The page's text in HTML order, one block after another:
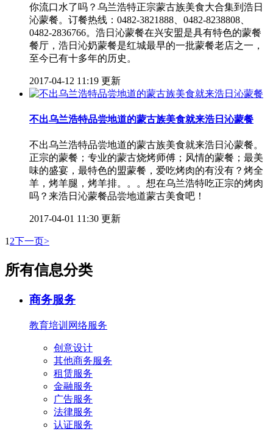
你流口水了吗？乌兰浩特正宗蒙古族美食大合集到浩日
沁蒙餐。订餐热线：0482-3821888、0482-8238808、
0482-2836766。浩日沁蒙餐在兴安盟是具有特色的蒙餐
餐厅，浩日沁奶蒙餐是红城最早的一批蒙餐老店之一，
至今已有十多年的历史。
2017-04-12 11:19 更新
不出乌兰浩特品尝地道的蒙古族美食就来浩日沁蒙餐
不出乌兰浩特品尝地道的蒙古族美食就来浩日沁蒙餐。
正宗的蒙餐；专业的蒙古烧烤师傅；风情的蒙餐；最美
味的盛宴，最特色的盟蒙餐，爱吃烤肉的有没有？烤全
羊，烤羊腿，烤羊排。。。想在乌兰浩特吃正宗的烤肉
吗？来浩日沁蒙餐品尝地道蒙古美食吧！
2017-04-01 11:30 更新
1 2下一页>
所有信息分类
商务服务
教育培训 网络服务
创意设计
其他商务服务
租赁服务
金融服务
广告服务
法律服务
认证服务